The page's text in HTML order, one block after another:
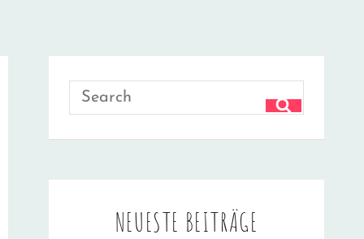
Search
for:
SEARCH
NEUESTE BEITRÄGE